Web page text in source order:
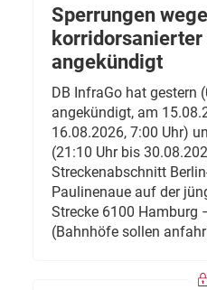
Sperrungen
angekündigt
DB InfraGo hat gestern
angekündigt, am
16.08.2026, 7:00 Uhr)
(21:10 Uhr bis
Streckenabschnitt
Paulinenaue auf der
Strecke 6100 Hamburg
(Bahnhöfe sollen